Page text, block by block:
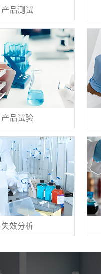
产品测试
产品试验
失效分析